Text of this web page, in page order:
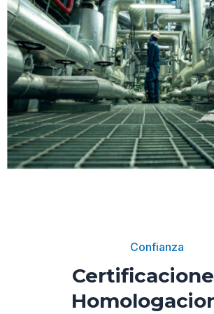
Confianza